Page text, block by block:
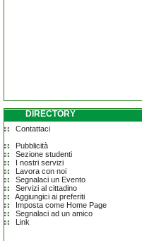
DIRECTORY
Contattaci
Pubblicità
Sezione studenti
I nostri servizi
Lavora con noi
Segnalaci un Evento
Servizi al cittadino
Aggiungici ai preferiti
Imposta come Home Page
Segnalaci ad un amico
Link